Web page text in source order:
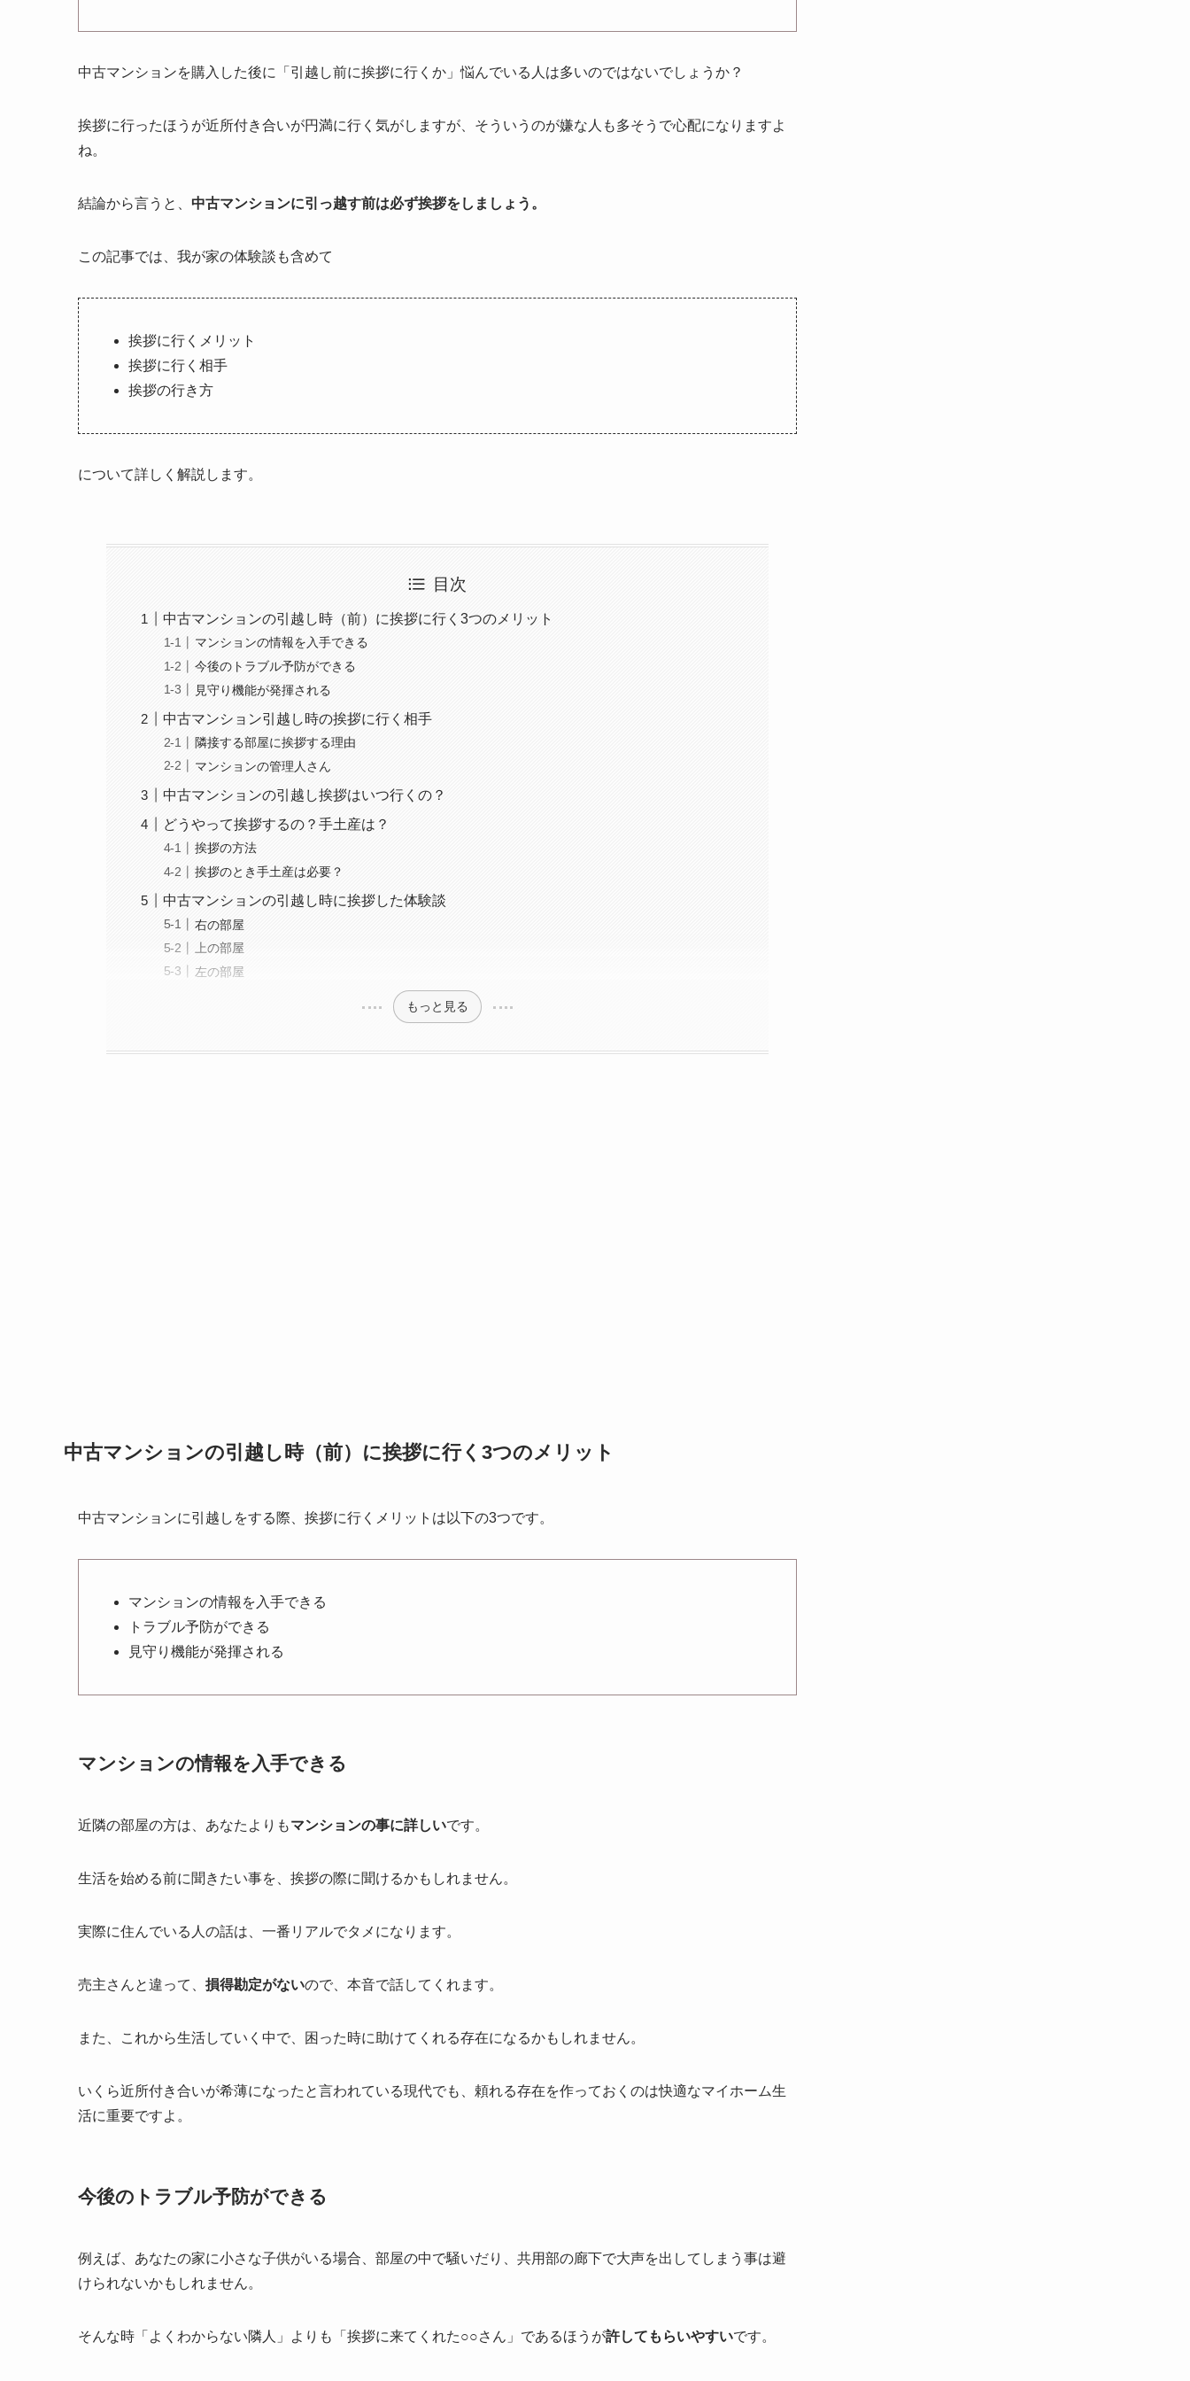
中古マンションを購入した後に「引越し前に挨拶に行くか」悩んでいる人は多いのではないでしょうか？
挨拶に行ったほうが近所付き合いが円満に行く気がしますが、そういうのが嫌な人も多そうで心配になりますよ
ね。
結論から言うと、 中古マンションに引っ越す前は必ず挨拶をしましょう。
この記事では、我が家の体験談も含めて
挨拶に行くメリット
挨拶に行く相手
挨拶の行き方
について詳しく解説します。
目次
中古マンションの引越し時（前）に挨拶に行く3つのメリット
マンションの情報を入手できる
今後のトラブル予防ができる
見守り機能が発揮される
中古マンション引越し時の挨拶に行く相手
隣接する部屋に挨拶する理由
マンションの管理人さん
中古マンションの引越し挨拶はいつ行くの？
どうやって挨拶するの？手土産は？
挨拶の方法
挨拶のとき手土産は必要？
中古マンションの引越し時に挨拶した体験談
右の部屋
上の部屋
左の部屋
もっと見る
中古マンションの引越し時（前）に挨拶に行く3つのメリット
中古マンションに引越しをする際、挨拶に行くメリットは以下の3つです。
マンションの情報を入手できる
トラブル予防ができる
見守り機能が発揮される
マンションの情報を入手できる
近隣の部屋の方は、あなたよりもマンションの事に詳しいです。
生活を始める前に聞きたい事を、挨拶の際に聞けるかもしれません。
実際に住んでいる人の話は、一番リアルでタメになります。
売主さんと違って、 損得勘定がないので、本音で話してくれます。
また、これから生活していく中で、 困った時に助けてくれる存在になるかもしれません。
いくら近所付き合いが希薄になったと言われている現代でも、頼れる存在を作っておくのは快適なマイホーム生
活に重要ですよ。
今後のトラブル予防ができる
例えば、あなたの家に小さな子供がいる場合、部屋の中で騒いだり、共用部の廊下で大声を出してしまう事は避
けられないかもしれません。
そんな時「よくわからない隣人」よりも「挨拶に来てくれた○○さん」であるほうが許してもらいやすいです。